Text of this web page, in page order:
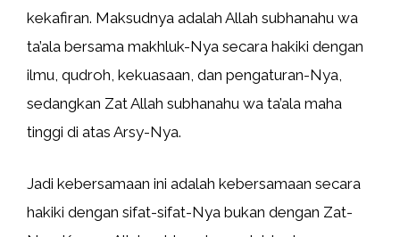
kekafiran. Maksudnya adalah Allah subhanahu wa
ta’ala bersama makhluk-Nya secara hakiki dengan
ilmu, qudroh, kekuasaan, dan pengaturan-Nya,
sedangkan Zat Allah subhanahu wa ta’ala maha
tinggi di atas Arsy-Nya.
Jadi kebersamaan ini adalah kebersamaan secara
hakiki dengan sifat-sifat-Nya bukan dengan Zat-